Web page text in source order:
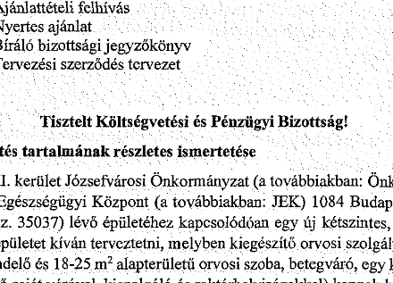
felhívás
ajánlat
bizottsági jegyzőkönyv
szerződés tervezet
Tisztelt Költségvetési és Pénzügyi Bizottság!
tartalmánakrészletes ismertetése
kerület Józsefvárosi Önkormányzat (a továbbiakban:
Központ (a továbbiakban: JEK) 1084
35037) lévő épületéhez kapcsolódóan egy új kétszintes,
kíván terveztetni, melyben kiegészítő orvosi
és 18-25 m2alapterületű orvosi szoba, betegváró, egy